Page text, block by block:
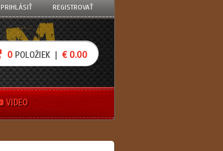
PRIHLÁSIŤ REGISTROVAŤ
0 POLOŽIEK | € 0.00
VIDEO